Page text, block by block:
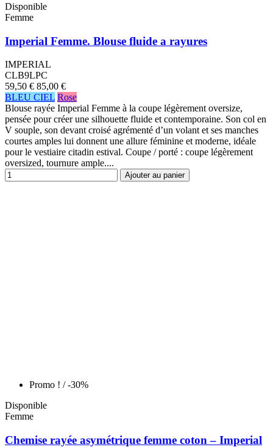
Disponible
Femme
Imperial Femme. Blouse fluide a rayures
IMPERIAL
CLB9LPC
59,50 € 85,00 €
BLEU CIEL Rose
Blouse rayée Imperial Femme à la coupe légèrement oversize,
pensée pour créer une silhouette fluide et contemporaine. Son col en
V souple, son devant croisé agrémenté d’un volant et ses manches
courtes amples lui donnent une allure féminine et moderne, idéale
pour le vestiaire citadin estival. Coupe / porté : coupe légèrement
oversized, tournure ample....
Ajouter au panier
Promo ! / -30%
Disponible
Femme
Chemise rayée asymétrique femme coton – Imperial